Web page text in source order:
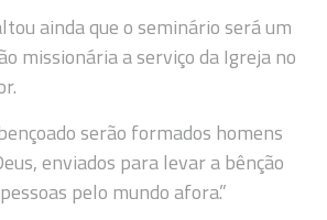
ainda que o seminário será um
missionária a serviço da Igreja no
serão formados homens
enviados para levar a bênção
pelo mundo afora.”